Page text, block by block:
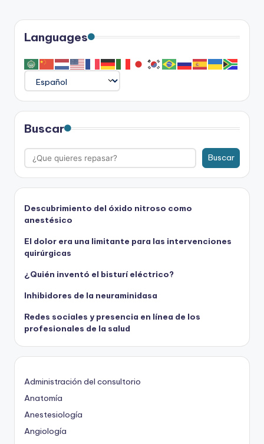
Languages
Buscar
Buscar
Descubrimiento del óxido nitroso como
anestésico
El dolor era una limitante para las intervenciones
quirúrgicas
¿Quién inventó el bisturí eléctrico?
Inhibidores de la neuraminidasa
Redes sociales y presencia en línea de los
profesionales de la salud
Administración del consultorio
Anatomía
Anestesiología
Angiología